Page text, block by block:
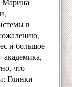
Марина
в
и большое
что
Глинки –